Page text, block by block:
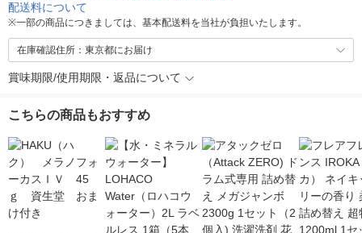
配送料について
※一部の商品につきましては、基本配送料を当社が負担いたします。
在庫確認住所：東京都にお届け
賞味期限/使用期限・返品について
こちらの商品もおすすめ